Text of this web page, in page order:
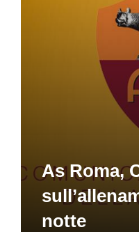
As Roma,
notte